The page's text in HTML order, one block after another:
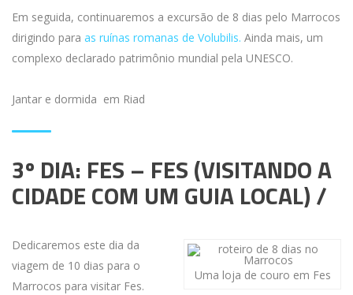
Em seguida, continuaremos a excursão de 8 dias pelo Marrocos
dirigindo para as ruínas romanas de Volubilis. Ainda mais, um
complexo declarado patrimônio mundial pela UNESCO.
Jantar e dormida em Riad
3º DIA: FES – FES (VISITANDO A
CIDADE COM UM GUIA LOCAL) /
Uma loja de couro em Fes
Dedicaremos este dia da
viagem de 10 dias para o
Marrocos para visitar Fes.